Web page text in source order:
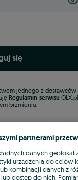
się
jednego z dostawców
Regulamin serwisu
brzmieniu.
partnerami
danych
urządzenia do celów
kombinacji danych z
dostęp do nich.